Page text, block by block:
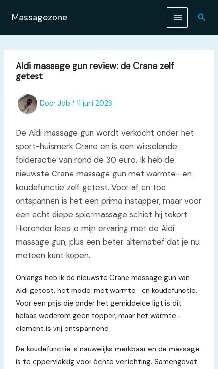
naar
inhoud
Massagezone
Aldi massage gun review: de Crane zelf
getest
Door Job / 11 juni 2026
De Aldi massage gun wordt verkocht onder het
sport-huismerk Crane en is een wisselende
folderactie van rond de 30 euro. Ik heb de
nieuwste Crane massage gun met warmte- en
koudefunctie zelf getest. Voor af en toe
ontspannen is het een prima instapper, maar voor
een echt diepe spiermassage schiet hij tekort.
Hieronder lees je mijn ervaring met de Aldi
massage gun, plus een beter alternatief dat je nu
meteen kunt kopen.
Onlangs heb ik de nieuwste Crane massage gun van
Aldi getest, het model met warmte- en koudefunctie.
Voor een prijs die onder het gemiddelde ligt is dit
helaas wederom geen topper, maar het warmte-
element is vrij ontspannend.
De koudefunctie is nauwelijks merkbaar en de massage
is te oppervlakkig voor échte verlichting. Samengevat